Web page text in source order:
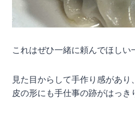
これはぜひ一緒に頼んでほしい
見た目からして手作り感があり、
皮の形にも手仕事の跡がはっき